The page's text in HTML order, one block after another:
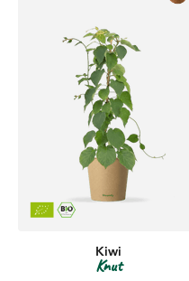
Kiwi
Knut